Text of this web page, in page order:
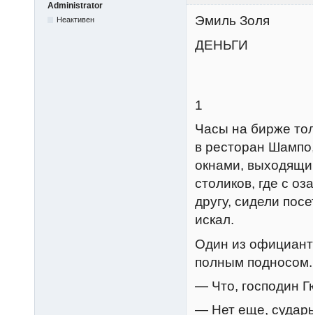
Administrator
Неактивен
Эмиль Золя
ДЕНЬГИ
1
Часы на бирже
в ресторан
окнами,
столиков, где с
другу, сидели
искал.
Один из
полным подносом.
— Что, господин
— Нет еще,